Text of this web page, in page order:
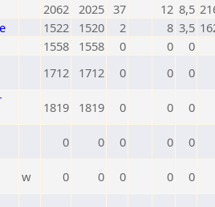
2062 2025 37 12 8,5
1522 1520 2 8 3,5
1558 1558 0 0
0
1712 1712 0 0 0
1819 1819 0 0 0
0 0 0 0 0
w 0 0 0 0 0